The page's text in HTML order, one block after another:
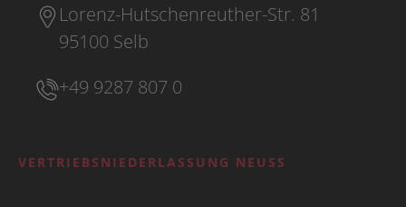
Lorenz-Hutschenreuther-Str. 81
95100 Selb
+49 9287 807 0
VERTRIEBSNIEDERLASSUNG NEUSS